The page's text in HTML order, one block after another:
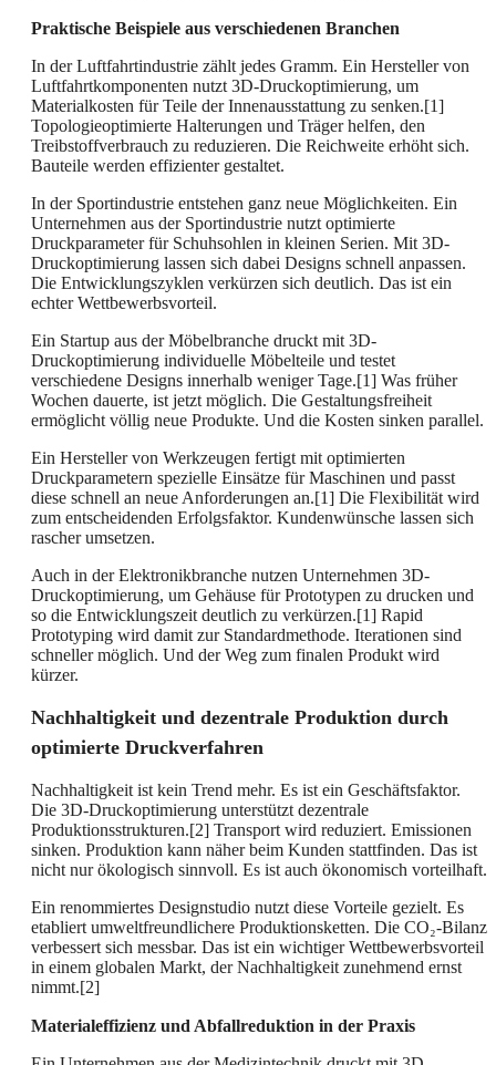
Praktische Beispiele aus verschiedenen Branchen
In der Luftfahrtindustrie zählt jedes Gramm. Ein Hersteller von
Luftfahrtkomponenten nutzt 3D-Druckoptimierung, um
Materialkosten für Teile der Innenausstattung zu senken.[1]
Topologieoptimierte Halterungen und Träger helfen, den
Treibstoffverbrauch zu reduzieren. Die Reichweite erhöht sich.
Bauteile werden effizienter gestaltet.
In der Sportindustrie entstehen ganz neue Möglichkeiten. Ein
Unternehmen aus der Sportindustrie nutzt optimierte
Druckparameter für Schuhsohlen in kleinen Serien. Mit 3D-
Druckoptimierung lassen sich dabei Designs schnell anpassen.
Die Entwicklungszyklen verkürzen sich deutlich. Das ist ein
echter Wettbewerbsvorteil.
Ein Startup aus der Möbelbranche druckt mit 3D-
Druckoptimierung individuelle Möbelteile und testet
verschiedene Designs innerhalb weniger Tage.[1] Was früher
Wochen dauerte, ist jetzt möglich. Die Gestaltungsfreiheit
ermöglicht völlig neue Produkte. Und die Kosten sinken parallel.
Ein Hersteller von Werkzeugen fertigt mit optimierten
Druckparametern spezielle Einsätze für Maschinen und passt
diese schnell an neue Anforderungen an.[1] Die Flexibilität wird
zum entscheidenden Erfolgsfaktor. Kundenwünsche lassen sich
rascher umsetzen.
Auch in der Elektronikbranche nutzen Unternehmen 3D-
Druckoptimierung, um Gehäuse für Prototypen zu drucken und
so die Entwicklungszeit deutlich zu verkürzen.[1] Rapid
Prototyping wird damit zur Standardmethode. Iterationen sind
schneller möglich. Und der Weg zum finalen Produkt wird
kürzer.
Nachhaltigkeit und dezentrale Produktion durch
optimierte Druckverfahren
Nachhaltigkeit ist kein Trend mehr. Es ist ein Geschäftsfaktor.
Die 3D-Druckoptimierung unterstützt dezentrale
Produktionsstrukturen.[2] Transport wird reduziert. Emissionen
sinken. Produktion kann näher beim Kunden stattfinden. Das ist
nicht nur ökologisch sinnvoll. Es ist auch ökonomisch vorteilhaft.
Ein renommiertes Designstudio nutzt diese Vorteile gezielt. Es
etabliert umweltfreundlichere Produktionsketten. Die CO₂-Bilanz
verbessert sich messbar. Das ist ein wichtiger Wettbewerbsvorteil
in einem globalen Markt, der Nachhaltigkeit zunehmend ernst
nimmt.[2]
Materialeffizienz und Abfallreduktion in der Praxis